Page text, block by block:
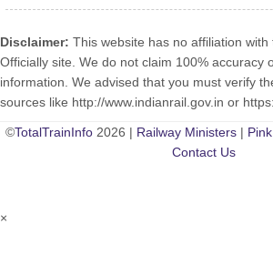
Disclaimer: This website has no affiliation
Officially site. We do not claim 100% accuracy
information. We advised that you must verify
sources like http://www.indianrail.gov.in or
©TotalTrainInfo 2026 | Railway Ministers |
Contact Us
×